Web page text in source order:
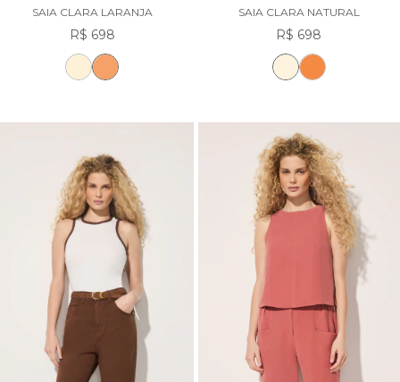
SAIA CLARA LARANJA
R$ 698
SAIA CLARA NATURAL
R$ 698